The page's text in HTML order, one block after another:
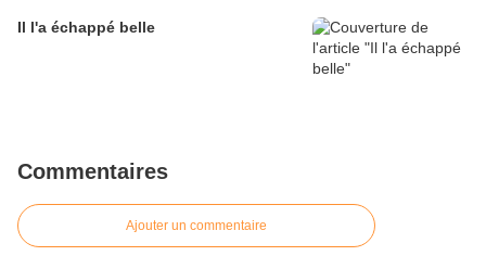
Il l'a échappé belle
Commentaires
Ajouter un commentaire